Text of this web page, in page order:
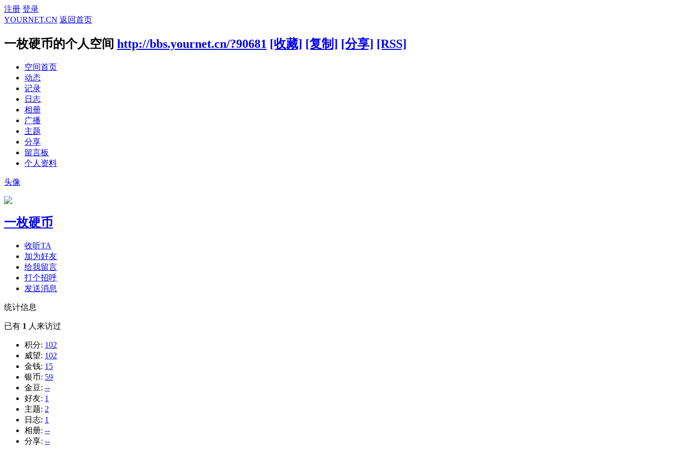
注册 登录
YOURNET.CN 返回首页
一枚硬币的个人空间 http://bbs.yournet.cn/?90681 [收藏] [复制] [分享] [RSS]
空间首页
动态
记录
日志
相册
广播
主题
分享
留言板
个人资料
头像
一枚硬币
收听TA
加为好友
给我留言
打个招呼
发送消息
统计信息
已有 1 人来访过
积分: 102
威望: 102
金钱: 15
银币: 59
金豆: --
好友: 1
主题: 2
日志: 1
相册: --
分享: --